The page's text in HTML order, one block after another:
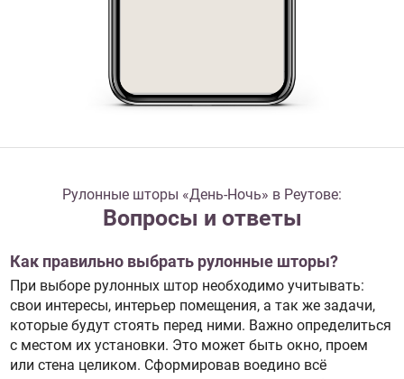
Рулонные шторы «День-Ночь» в Реутове:
Вопросы и ответы
Как правильно выбрать рулонные шторы?
При выборе рулонных штор необходимо учитывать:
свои интересы, интерьер помещения, а так же задачи,
которые будут стоять перед ними. Важно определиться
с местом их установки. Это может быть окно, проем
или стена целиком. Сформировав воедино всё